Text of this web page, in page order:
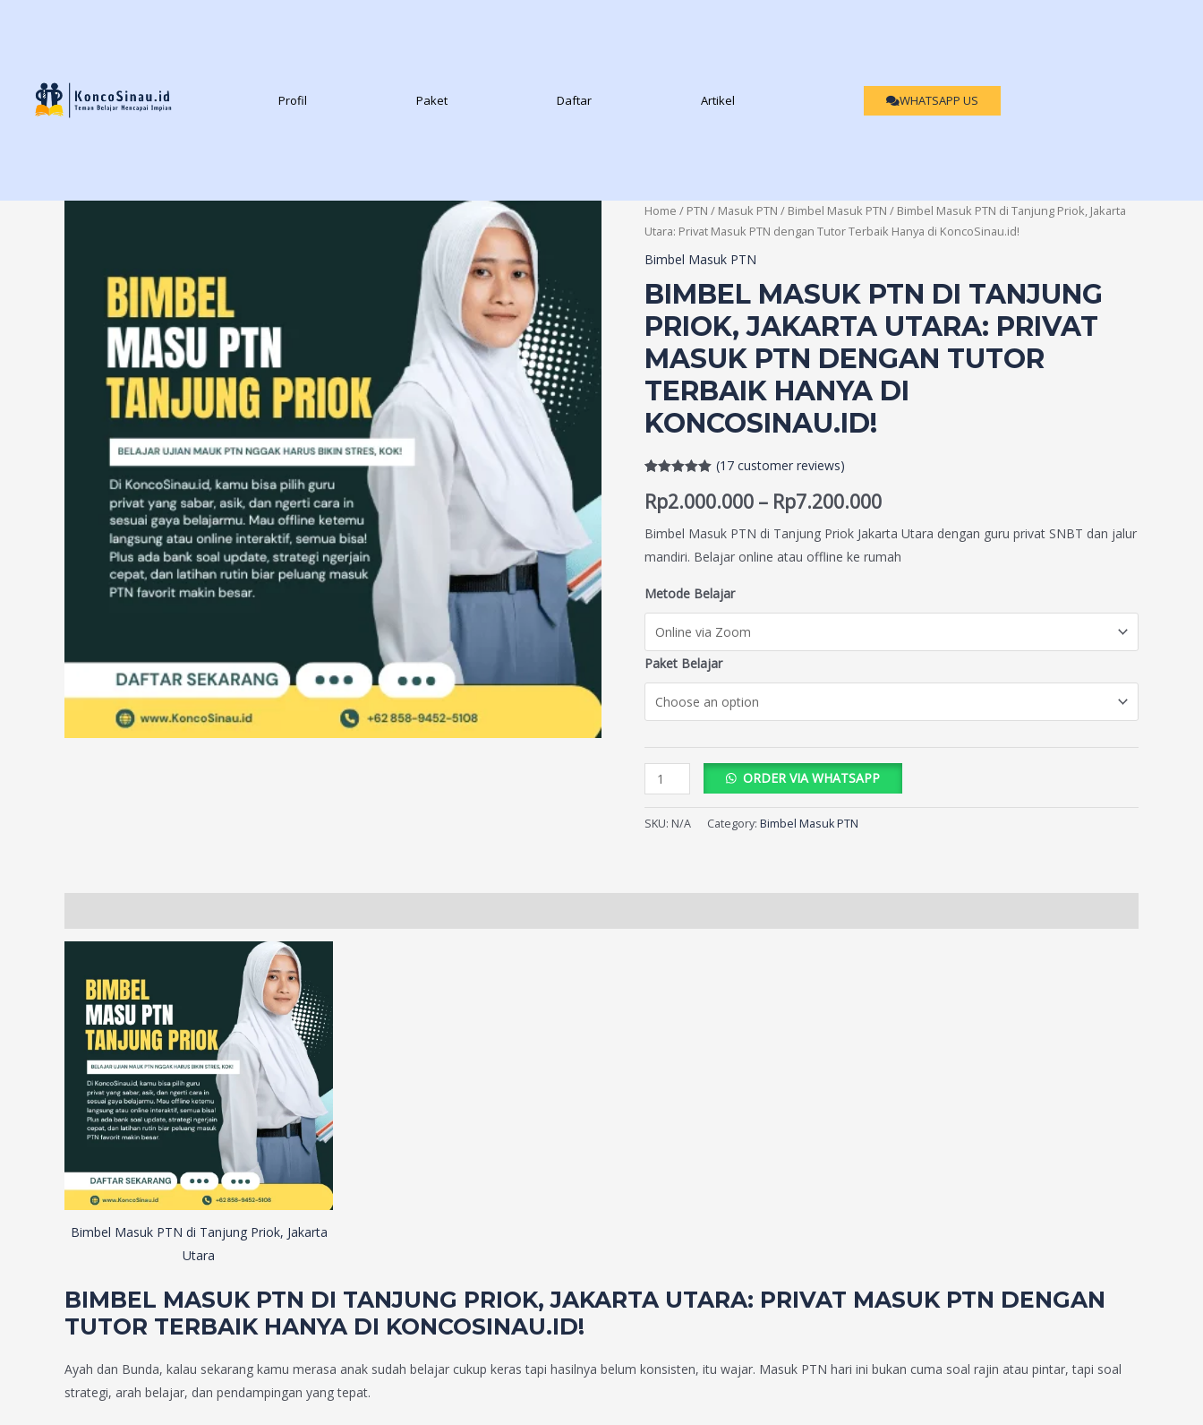
Profil Paket Daftar Artikel WHATSAPP US
Home / PTN / Masuk PTN / Bimbel Masuk PTN / Bimbel Masuk PTN di Tanjung Priok, Jakarta
Utara: Privat Masuk PTN dengan Tutor Terbaik Hanya di KoncoSinau.id!
Bimbel Masuk PTN
BIMBEL MASUK PTN DI TANJUNG
PRIOK, JAKARTA UTARA: PRIVAT
MASUK PTN DENGAN TUTOR
TERBAIK HANYA DI
KONCOSINAU.ID!
out of 5
based on
ratings
(17customer reviews)
Rp2.000.000 – Rp7.200.000
Bimbel Masuk PTN di Tanjung Priok Jakarta Utara dengan guru privat SNBT dan jalur
mandiri. Belajar online atau offline ke rumah
Metode Belajar
Paket Belajar
ORDER VIA WHATSAPP
SKU: N/A Category: Bimbel Masuk PTN
Bimbel Masuk PTN di Tanjung Priok, Jakarta
Utara
BIMBEL MASUK PTN DI TANJUNG PRIOK, JAKARTA UTARA: PRIVAT MASUK PTN DENGAN
TUTOR TERBAIK HANYA DI KONCOSINAU.ID!
Ayah dan Bunda, kalau sekarang kamu merasa anak sudah belajar cukup keras tapi hasilnya belum konsisten, itu wajar. Masuk PTN hari ini bukan cuma soal rajin atau pintar, tapi soal
strategi, arah belajar, dan pendampingan yang tepat.